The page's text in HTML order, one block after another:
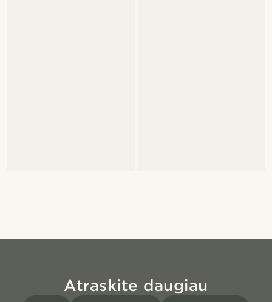
Atraskite daugiau